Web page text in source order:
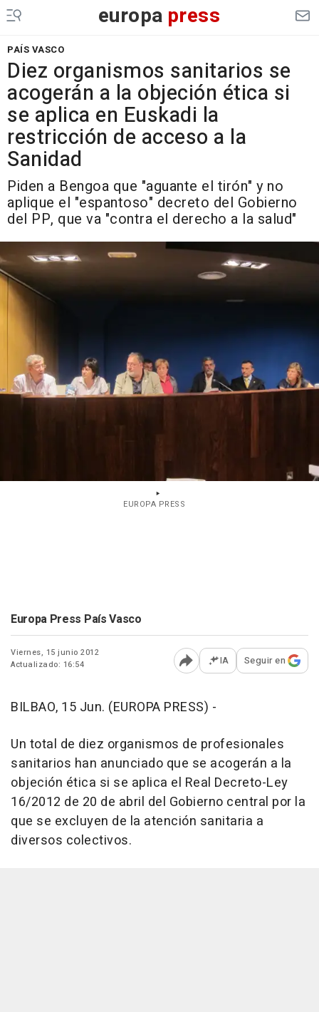
europa press
PAÍS VASCO
Diez organismos sanitarios se
acogerán a la objeción ética si
se aplica en Euskadi la
restricción de acceso a la
Sanidad
Piden a Bengoa que "aguante el tirón" y no
aplique el "espantoso" decreto del Gobierno
del PP, que va "contra el derecho a la salud"
EUROPA PRESS
Europa Press País Vasco
Viernes, 15 junio 2012
Actualizado: 16:54
Abrir opciones para
IA Seguir en
BILBAO, 15 Jun. (EUROPA PRESS) -
Un total de diez organismos de profesionales
sanitarios han anunciado que se acogerán a la
objeción ética si se aplica el Real Decreto-Ley
16/2012 de 20 de abril del Gobierno central por la
que se excluyen de la atención sanitaria a
diversos colectivos.